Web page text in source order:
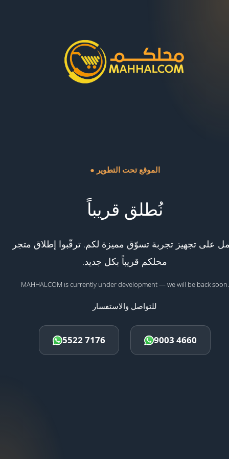
● الموقع تحت التطوير
نُطلق قريباً
على تجهيز تجربة تسوّق مميزة لكم. ترقّبوا إطلاق متجر
محلكم قريباً بكل جديد.
MAHHALCOM is currently under development — we will be back soon.
للتواصل والاستفسار
5522 7176 9003 4660